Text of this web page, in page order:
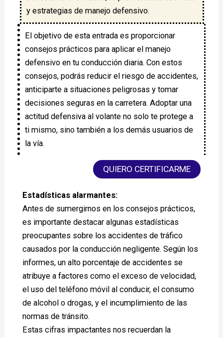
y estrategias de manejo defensivo.
El objetivo de esta entrada es proporcionar
consejos prácticos para aplicar el manejo
defensivo en tu conducción diaria. Con estos
consejos, podrás reducir el riesgo de accidentes,
anticiparte a situaciones peligrosas y tomar
decisiones seguras en la carretera. Adoptar una
actitud defensiva al volante no solo te protege a
ti mismo, sino también a los demás usuarios de
la vía.
QUIERO CERTIFICARME
Estadísticas alarmantes:
Antes de sumergirnos en los consejos prácticos,
es importante destacar algunas estadísticas
preocupantes sobre los accidentes de tráfico
causados por la conducción negligente. Según los
informes, un alto porcentaje de accidentes se
atribuye a factores como el exceso de velocidad,
el uso del teléfono móvil al conducir, el consumo
de alcohol o drogas, y el incumplimiento de las
normas de tránsito.
Estas cifras impactantes nos recuerdan la